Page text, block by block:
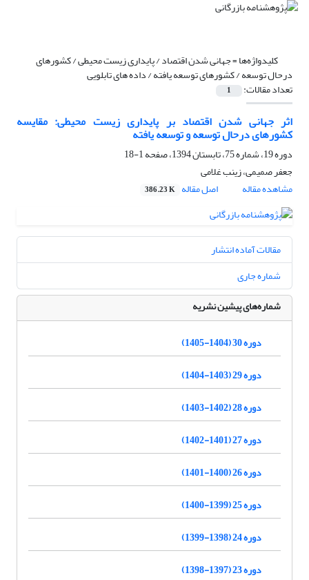
کلیدواژه‌ها =جهانی شدن اقتصاد / پایداری زیست محیطی / کشورهای
درحال توسعه / کشورهای توسعه یافته / داده های تابلویی
تعداد مقالات: 1
اثر جهانی شدن اقتصاد بر پایداری زیست محیطی: مقایسه
کشورهای درحال توسعه و توسعه یافته
دوره 19، شماره 75، تابستان 1394، صفحه
1-18
جعفر صمیمی، زینب غلامی
مشاهده مقاله
اصل مقاله 386.23 K
مقالات آماده انتشار
شماره جاری
شماره‌های پیشین نشریه
دوره 30 (1404-1405)
دوره 29 (1403-1404)
دوره 28 (1402-1403)
دوره 27 (1401-1402)
دوره 26 (1400-1401)
دوره 25 (1399-1400)
دوره 24 (1398-1399)
دوره 23 (1397-1398)